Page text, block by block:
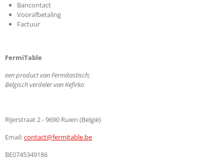
o
k
r
a
m
n
Bancontact
Voorafbetaling
Factuur
FermiTable
een product van Fermitastisch;
Belgisch verdeler van Kefirko
Rijerstraat 2 - 9690 Ruien (België)
Email:contact@fermitable.be
BE0745349186